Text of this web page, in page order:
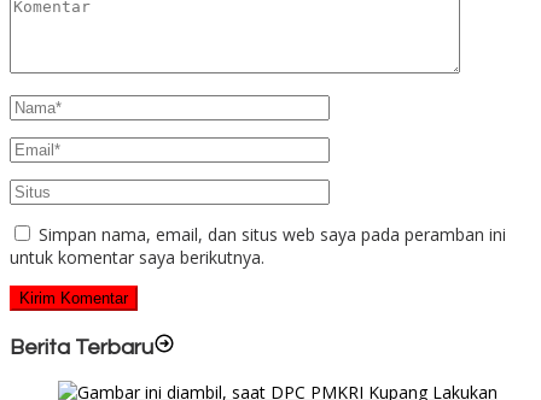
Simpan nama, email, dan situs web saya pada peramban ini
untuk komentar saya berikutnya.
Berita Terbaru